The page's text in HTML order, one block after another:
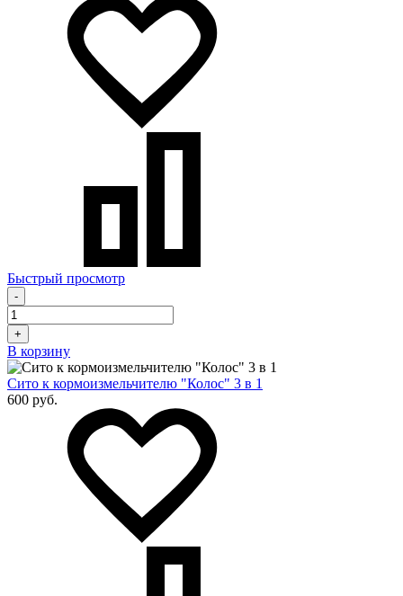
Быстрый просмотр
-
+
В корзину
Сито к кормоизмельчителю "Колос" 3 в 1
600 руб.